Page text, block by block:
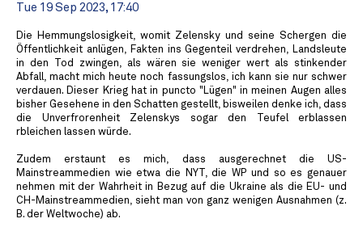
Tue 19 Sep 2023, 17:40
Die Hemmungslosigkeit, womit Zelensky und seine Schergen die
Öffentlichkeit anlügen, Fakten ins Gegenteil verdrehen, Landsleute
in den Tod zwingen, als wären sie weniger wert als stinkender
Abfall, macht mich heute noch fassungslos, ich kann sie nur schwer
verdauen. Dieser Krieg hat in puncto "Lügen" in meinen Augen alles
bisher Gesehene in den Schatten gestellt, bisweilen denke ich, dass
die Unverfrorenheit Zelenskys sogar den Teufel erblassen
rbleichen lassen würde.
Zudem erstaunt es mich, dass ausgerechnet die US-
Mainstreammedien wie etwa die NYT, die WP und so es genauer
nehmen mit der Wahrheit in Bezug auf die Ukraine als die EU- und
CH-Mainstreammedien, sieht man von ganz wenigen Ausnahmen (z.
B. der Weltwoche) ab.